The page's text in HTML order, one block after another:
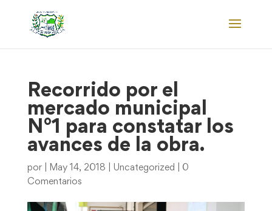
Recorrido por el
mercado municipal
N°1 para constatar los
avances de la obra.
por May 14, 2018 Uncategorized
0
Comentarios